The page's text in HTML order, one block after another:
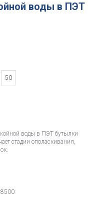
воды в ПЭТ
50
воды в ПЭТ бутылки
стадии ополаскивания,
8500